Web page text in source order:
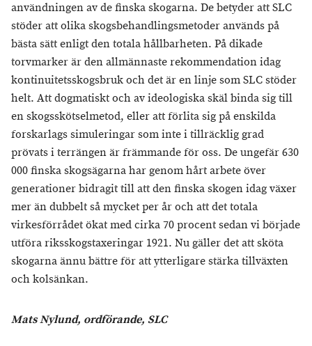
användningen av de finska skogarna. De betyder att SLC
stöder att olika skogsbehandlingsmetoder används på
bästa sätt enligt den totala hållbarheten. På dikade
torvmarker är den allmännaste rekommendation idag
kontinuitetsskogsbruk och det är en linje som SLC stöder
helt. Att dogmatiskt och av ideologiska skäl binda sig till
en skogsskötselmetod, eller att förlita sig på enskilda
forskarlags simuleringar som inte i tillräcklig grad
prövats i terrängen är främmande för oss. De ungefär 630
000 finska skogsägarna har genom hårt arbete över
generationer bidragit till att den finska skogen idag växer
mer än dubbelt så mycket per år och att det totala
virkesförrådet ökat med cirka 70 procent sedan vi började
utföra riksskogstaxeringar 1921. Nu gäller det att sköta
skogarna ännu bättre för att ytterligare stärka tillväxten
och kolsänkan.
Mats Nylund, ordförande, SLC